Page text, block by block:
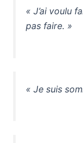
« J’ai voulu
pas faire. »
« Je suis